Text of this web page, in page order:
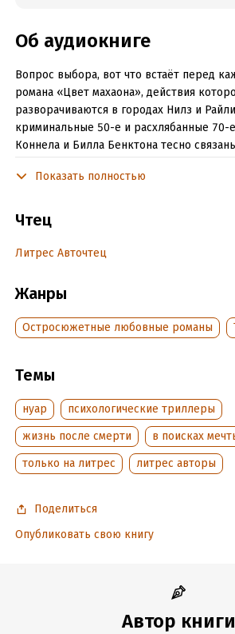
Об аудиокниге
Вопрос выбора, вот что встаёт перед
романа «Цвет махаона», действия
разворачиваются в городах Нилз и
криминальные 50-е и расхлябанные 70-
Коннела и Билла Бенктона тесно
становятся блеклыми. Лишь мечта может
Подробная информация
Год издания:
Дата поступления:11 января 2023
Показать полностью
Чтец
Литрес Авточтец
Жанры
Остросюжетные любовные романы
Темы
нуар
психологические триллеры
жизнь после смерти
в поисках
только на литрес
литрес авторы
Поделиться
Опубликовать свою книгу
Автор книги